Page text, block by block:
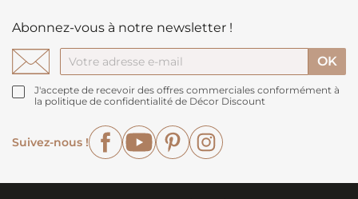
Abonnez-vous à notre newsletter !
J'accepte de recevoir des offres commerciales conformément à
la politique de confidentialité de Décor Discount
Suivez-nous !
FacebookYouTubePinterest